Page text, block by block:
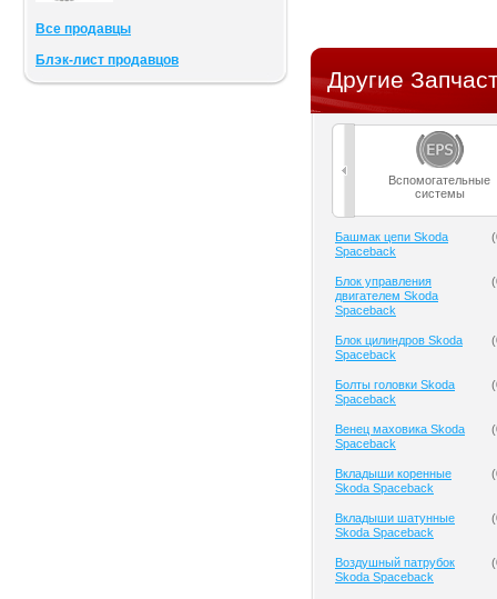
Все продавцы
Блэк-лист продавцов
Другие
Вспомогательные
системы
Башмак цепи Skoda
Spaceback
(
Блок управления
двигателем Skoda
Spaceback
(
Блок цилиндров Skoda
Spaceback
(
Болты головки Skoda
Spaceback
(
Венец маховика Skoda
Spaceback
(
Вкладыши коренные
Skoda Spaceback
(
Вкладыши шатунные
Skoda Spaceback
(
Воздушный патрубок
Skoda Spaceback
(